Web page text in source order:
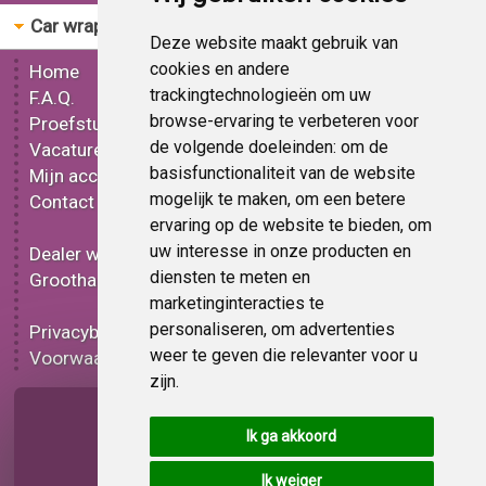
Deze website maakt gebruik van
cookies en andere
trackingtechnologieën om uw
browse-ervaring te verbeteren voor
de volgende doeleinden: om de
basisfunctionaliteit van de website
mogelijk te maken, om een betere
ervaring op de website te bieden, om
uw interesse in onze producten en
diensten te meten en
marketinginteracties te
personaliseren, om advertenties
weer te geven die relevanter voor u
zijn.
Ik ga akkoord
Ik weiger
Car wrap folie
Home
F.A.Q.
Proefstuk
Vacatures
Mijn account
Contact
Dealer worden
Groothandel
Privacybeleid
Voorwaarden
Gereedschap
Mat car wrap folie
Glans car wrap folie
Metallic car wrap folie
3D car wrap folie
Effect car wrap folie
Bedrukt car wrap folie
Carbon car wrap folie
Tint folie
Functionele folie
Car wrap folie korting
Op bestelling
Pagina delen